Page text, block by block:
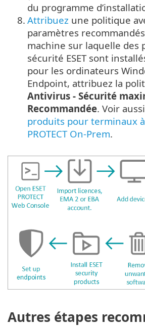
du programme
8. Attribuez une politique
paramètres
machine sur laquelle des
sécurité ESET sont
pour les ordinateurs
Endpoint, attribuez la
Antivirus - Sécurité
Recommandée. Voir aussi
produits pour terminaux à
PROTECT On-Prem.
Autres étapes